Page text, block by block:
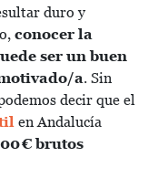
duro y
conocer la
ser un buen
a. Sin
decir que el
en Andalucía
€ brutos